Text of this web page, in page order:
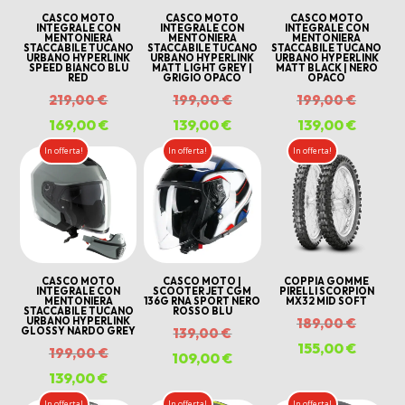
CASCO MOTO
INTEGRALE CON
MENTONIERA
STACCABILE TUCANO
URBANO HYPERLINK
SPEED BIANCO BLU
RED
219,00€Il
prezzo
originale
219,00 €.
169,00€Il
prezzo
è:
169,00 €.
CASCO MOTO
INTEGRALE CON
MENTONIERA
STACCABILE TUCANO
URBANO HYPERLINK
MATT LIGHT GREY |
GRIGIO OPACO
199,00€Il
prezzo
originale
era:
199,00 €.
139,00€Il
prezzo
attuale
è:
139,00 €.
CASCO MOTO
INTEGRALE CON
MENTONIERA
STACCABILE TUCANO
URBANO HYPERLINK
MATT BLACK | NERO
OPACO
199,00€Il
prezzo
era:
199,00
139,00€Il
attuale
è:
139,00
In offerta!
CASCO MOTO
INTEGRALE CON
MENTONIERA
STACCABILE TUCANO
URBANO HYPERLINK
GLOSSY NARDO GREY
199,00€Il
prezzo
originale
139,00€Il
In offerta!
CASCO MOTO |
SCOOTER JET CGM
136G RNA SPORT NERO
ROSSO BLU
139,00€Il
prezzo
109,00€Il
In offerta!
COPPIA GOMME
PIRELLI SCORPION
MX32 MID SOFT
189,00€Il
prezzo
era:
155,00€Il
attuale